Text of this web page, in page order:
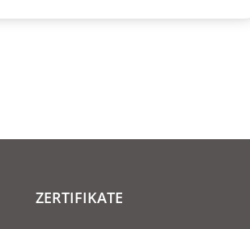
ZERTIFIKATE